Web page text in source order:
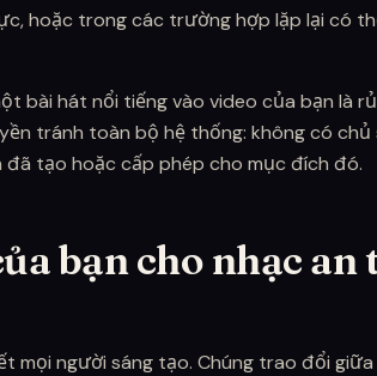
hoặc trong các trường hợp lặp lại có
bài hát nổi tiếng vào video của bạn là
tránh toàn bộ hệ thống: không có
đã tạo hoặc cấp phép cho mục đích đó.
bạn cho nhạc an
mọi người sáng tạo. Chúng trao đổi